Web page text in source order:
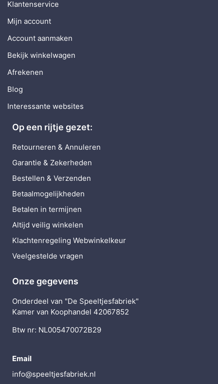
Klantenservice
Mijn account
Account aanmaken
Bekijk winkelwagen
Afrekenen
Blog
Interessante websites
Op een rijtje gezet:
Retourneren & Annuleren
Garantie & Zekerheden
Bestellen & Verzenden
Betaalmogelijkheden
Betalen in termijnen
Altijd veilig winkelen
Klachtenregeling Webwinkelkeur
Veelgestelde vragen
Onze gegevens
Onderdeel van "De Speeltjesfabriek"
Kamer van Koophandel 42067852
Btw nr: NL005470072B29
Email
info@speeltjesfabriek.nl